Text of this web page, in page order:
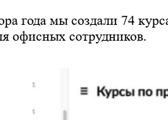
года мы создали 74
офисных сотрудников.